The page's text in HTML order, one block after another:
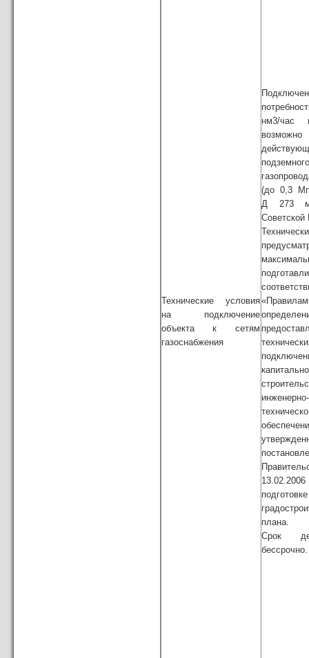
Технические условия
на подключение
объекта к сетям
газоснабжения
нм3/час
подземного
(до 0,3
Д 273
Советской
инженерно-
подготовке
плана.
Срок
бессрочно.